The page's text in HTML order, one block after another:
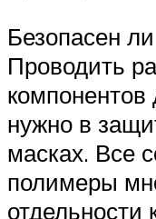
Безопасен
Проводить
нужно в
масках. Все
полимеры
отдельности